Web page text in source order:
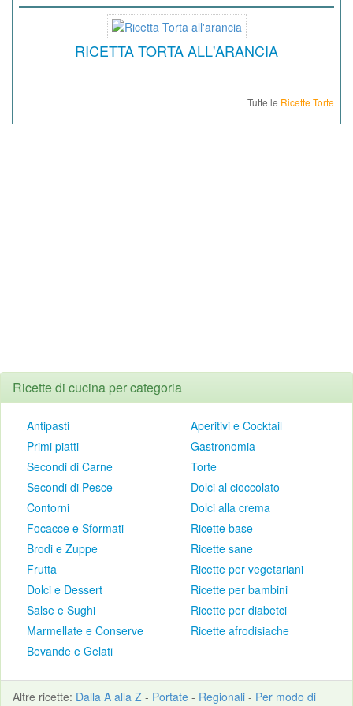
RICETTA TORTA ALL'ARANCIA
Tutte le Ricette Torte
Ricette di cucina per categoria
Antipasti
Primi piatti
Secondi di Carne
Secondi di Pesce
Contorni
Focacce e Sformati
Brodi e Zuppe
Frutta
Dolci e Dessert
Salse e Sughi
Marmellate e Conserve
Bevande e Gelati
Aperitivi e Cocktail
Gastronomia
Torte
Dolci al cioccolato
Dolci alla crema
Ricette base
Ricette sane
Ricette per vegetariani
Ricette per bambini
Ricette per diabetci
Ricette afrodisiache
Altre ricette: Dalla A alla Z - Portate - Regionali - Per modo di